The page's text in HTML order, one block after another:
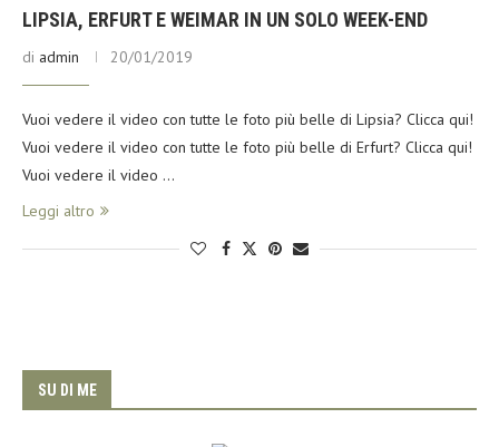
LIPSIA, ERFURT E WEIMAR IN UN SOLO WEEK-END
di admin 20/01/2019
Vuoi vedere il video con tutte le foto più belle di Lipsia? Clicca qui!
Vuoi vedere il video con tutte le foto più belle di Erfurt? Clicca qui!
Vuoi vedere il video …
Leggi altro
SU DI ME